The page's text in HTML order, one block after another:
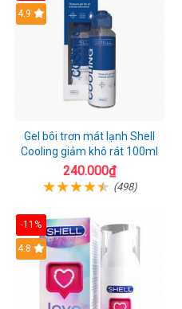
Hot
4.9
Gel bôi trơn mát lạnh Shell
Cooling giảm khô rát 100ml
240.000₫
(498)
-11%
Hot
4.8